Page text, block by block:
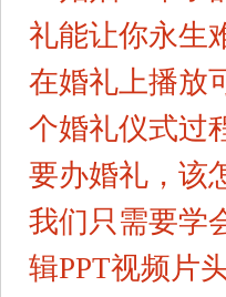
礼能让你永生
在婚礼上播放
个婚礼仪式过
要办婚礼，该
我们只需要学
辑PPT视频片